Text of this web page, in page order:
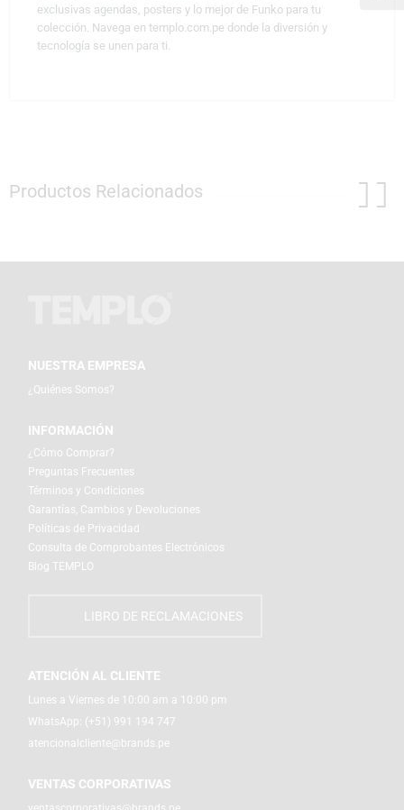
exclusivas agendas, posters y lo mejor de Funko para tu
colección. Navega en templo.com.pe donde la diversión y
tecnología se unen para ti.
Productos Relacionados
NUESTRA EMPRESA
¿Quiénes Somos?
INFORMACIÓN
¿Cómo Comprar?
Preguntas Frecuentes
Términos y Condiciones
Garantías, Cambios y Devoluciones
Políticas de Privacidad
Consulta de Comprobantes Electrónicos
Blog TEMPLO
LIBRO DE RECLAMACIONES
ATENCIÓN AL CLIENTE
Lunes a Viernes de 10:00 am a 10:00 pm
WhatsApp: (+51) 991 194 747
atencionalcliente@brands.pe
VENTAS CORPORATIVAS